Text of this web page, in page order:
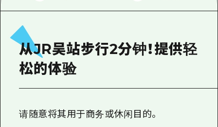
常见问题解答
照片下载
从JR吴站步行2分钟！提供轻
松的体验
请随意将其用于商务或休闲目的。